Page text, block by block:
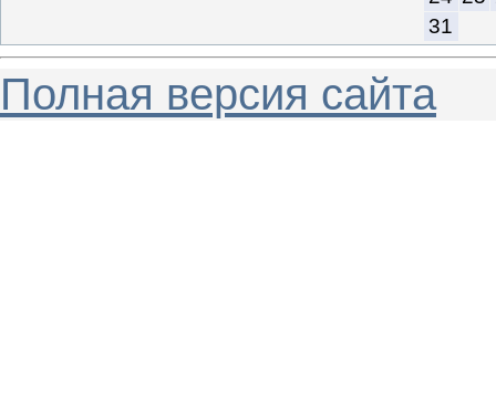
31
Полная версия сайта